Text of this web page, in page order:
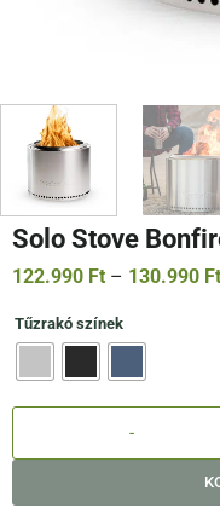
Solo Stove
122.990 Ft – 130.990 Ft
Tűzrakó színek
Solo Stove Bonfire 2.0